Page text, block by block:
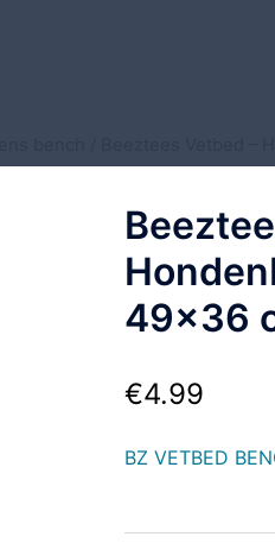
49×36
€4.99
BZ VETBED